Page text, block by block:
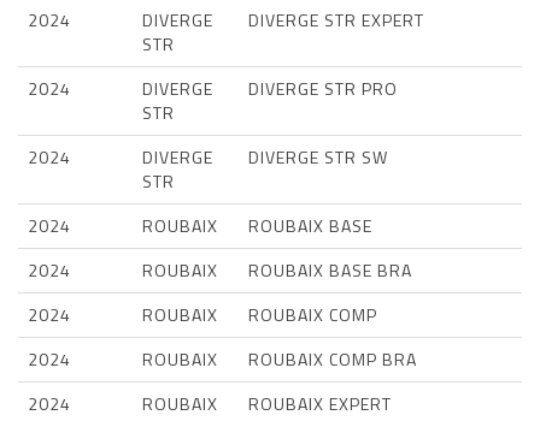
2024
DIVERGE
STR
DIVERGE STR EXPERT
2024
DIVERGE
STR
DIVERGE STR PRO
2024
DIVERGE
STR
DIVERGE STR SW
2024 ROUBAIX
ROUBAIX BASE
2024
ROUBAIX
ROUBAIX BASE BRA
2024
ROUBAIX
ROUBAIX COMP
2024
ROUBAIX
ROUBAIX COMP BRA
2024
ROUBAIX ROUBAIX EXPERT